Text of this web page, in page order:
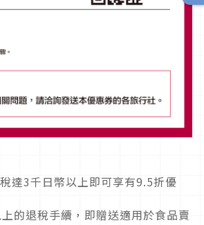
達3千日幣以上即可享有9.5折優
的退稅手續，即贈送適用於食品賣